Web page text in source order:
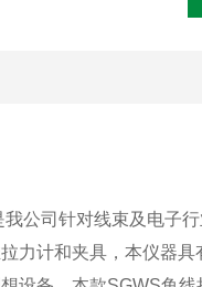
我公司针对线束及电子
力计和夹具，本仪器